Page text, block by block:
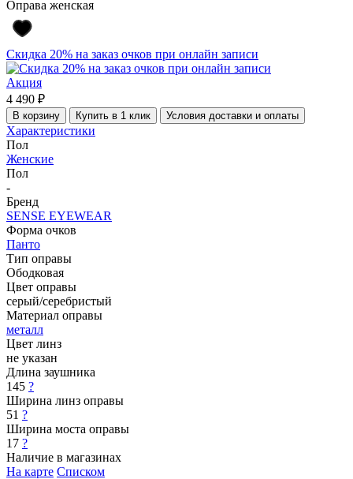
Оправа женская
Скидка 20% на заказ очков при онлайн записи
Акция
4 490 ₽
В корзину Купить в 1 клик Условия доставки и оплаты
Характеристики
Пол
Женские
Пол
-
Бренд
SENSE EYEWEAR
Форма очков
Панто
Тип оправы
Ободковая
Цвет оправы
серый/серебристый
Материал оправы
металл
Цвет линз
не указан
Длина заушника
145 ?
Ширина линз оправы
51 ?
Ширина моста оправы
17 ?
Наличие в магазинах
На карте Списком